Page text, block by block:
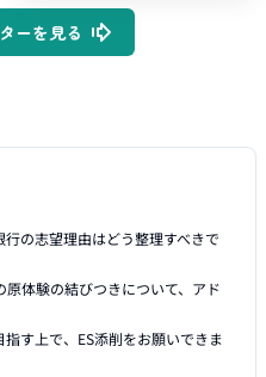
ーを見る
の志望理由はどう整理すべきで
体験の結びつきについて、アド
す上で、ES添削をお願いできま